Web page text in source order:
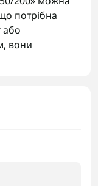
потрібна
або
вони